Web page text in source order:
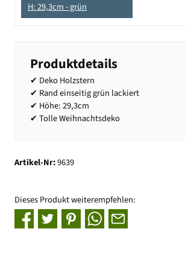
H: 29,3cm - grün
Produktdetails
✔ Deko Holzstern
✔ Rand einseitig grün lackiert
✔ Höhe: 29,3cm
✔ Tolle Weihnachtsdeko
Artikel-Nr:9639
Dieses Produkt weiterempfehlen: